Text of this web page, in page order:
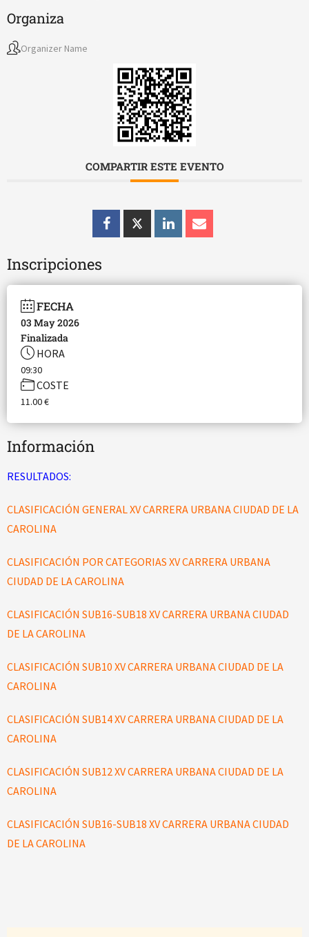
Organiza
Organizer Name
COMPARTIR ESTE EVENTO
Inscripciones
FECHA
03 May 2026
Finalizada
HORA
09:30
COSTE
11.00 €
Información
RESULTADOS:
CLASIFICACIÓN GENERAL XV CARRERA URBANA CIUDAD DE LA
CAROLINA
CLASIFICACIÓN POR CATEGORIAS XV CARRERA URBANA
CIUDAD DE LA CAROLINA
CLASIFICACIÓN SUB16-SUB18 XV CARRERA URBANA CIUDAD
DE LA CAROLINA
CLASIFICACIÓN SUB10 XV CARRERA URBANA CIUDAD DE LA
CAROLINA
CLASIFICACIÓN SUB14 XV CARRERA URBANA CIUDAD DE LA
CAROLINA
CLASIFICACIÓN SUB12 XV CARRERA URBANA CIUDAD DE LA
CAROLINA
CLASIFICACIÓN SUB16-SUB18 XV CARRERA URBANA CIUDAD
DE LA CAROLINA